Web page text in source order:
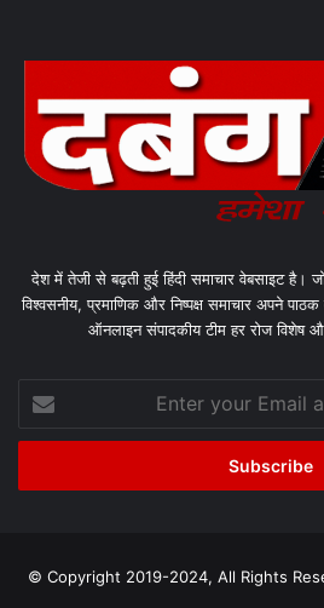
देश में तेजी से बढ़ती हुई हिंदी समाचार वेबसाइट है।
विश्वसनीय, प्रमाणिक और निष्पक्ष समाचार अपने
ऑनलाइन संपादकीय टीम हर रोज विशेष
your
Email
© Copyright 2019-2024, All Rights